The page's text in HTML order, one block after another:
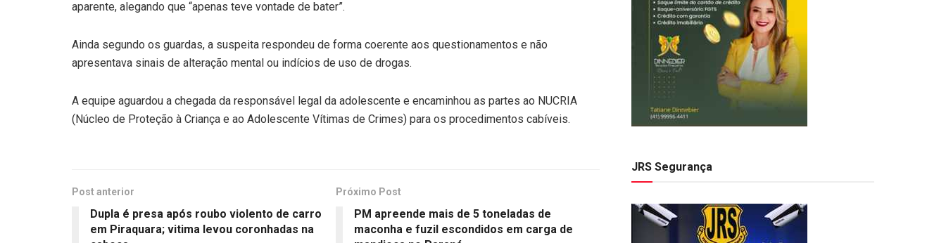
aparente, alegando que “apenas teve vontade de bater”.
Ainda segundo os guardas, a suspeita respondeu de forma coerente aos questionamentos e não
apresentava sinais de alteração mental ou indícios de uso de drogas.
A equipe aguardou a chegada da responsável legal da adolescente e encaminhou as partes ao NUCRIA
(Núcleo de Proteção à Criança e ao Adolescente Vítimas de Crimes) para os procedimentos cabíveis.
Post anterior
Dupla é presa após roubo violento de carro
em Piraquara; vitima levou coronhadas na
Próximo Post
PM apreende mais de 5 toneladas de
maconha e fuzil escondidos em carga de
JRS Segurança